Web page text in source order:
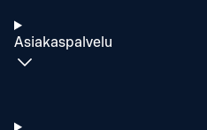
Asiakaspalvelu